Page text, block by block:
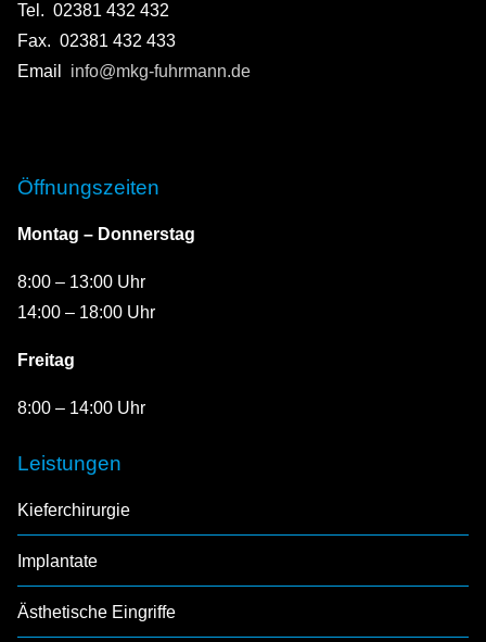
Tel. 02381 432 432
Fax. 02381 432 433
Email info@mkg-fuhrmann.de
Öffnungszeiten
Montag – Donnerstag
8:00 – 13:00 Uhr
14:00 – 18:00 Uhr
Freitag
8:00 – 14:00 Uhr
Leistungen
Kieferchirurgie
Implantate
Ästhetische Eingriffe